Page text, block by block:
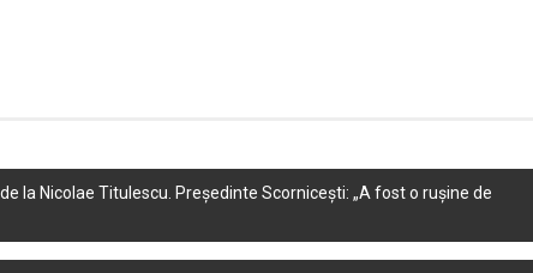
la Nicolae Titulescu. Președinte Scornicești: „A fost o rușine de